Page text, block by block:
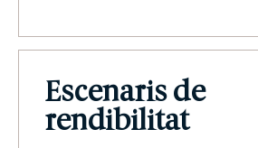
Escenaris de
rendibilitat